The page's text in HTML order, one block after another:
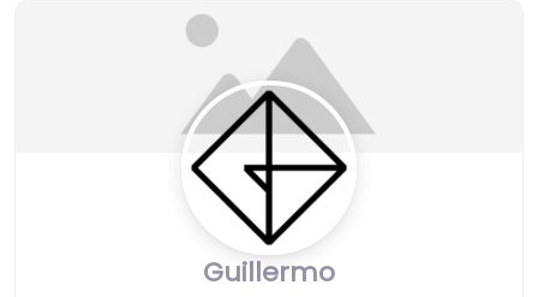
Guillermo